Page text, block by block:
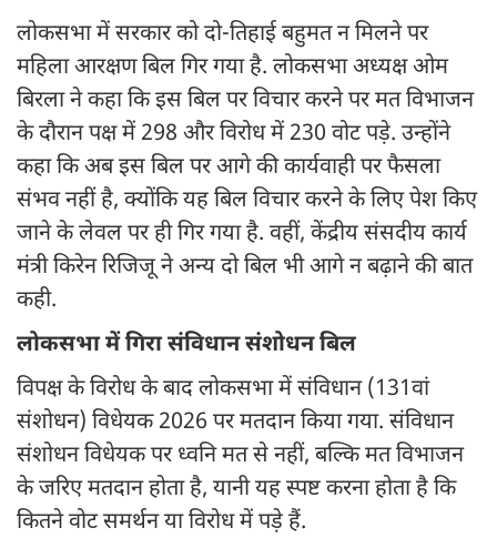
लोकसभा में सरकार को दो-तिहाई बहुमत न मिलने पर
महिला आरक्षण बिल गिर गया है. लोकसभा अध्यक्ष ओम
बिरला ने कहा कि इस बिल पर विचार करने पर मत विभाजन
के दौरान पक्ष में 298 और विरोध में 230 वोट पड़े. उन्होंने
कहा कि अब इस बिल पर आगे की कार्यवाही पर फैसला
संभव नहीं है, क्योंकि यह बिल विचार करने के लिए पेश किए
जाने के लेवल पर ही गिर गया है. वहीं, केंद्रीय संसदीय कार्य
मंत्री किरेन रिजिजू ने अन्य दो बिल भी आगे न बढ़ाने की बात
कही.
लोकसभा में गिरा संविधान संशोधन बिल
विपक्ष के विरोध के बाद लोकसभा में संविधान (131वां
संशोधन) विधेयक 2026 पर मतदान किया गया. संविधान
संशोधन विधेयक पर ध्वनि मत से नहीं, बल्कि मत विभाजन
के जरिए मतदान होता है, यानी यह स्पष्ट करना होता है कि
कितने वोट समर्थन या विरोध में पड़े हैं.